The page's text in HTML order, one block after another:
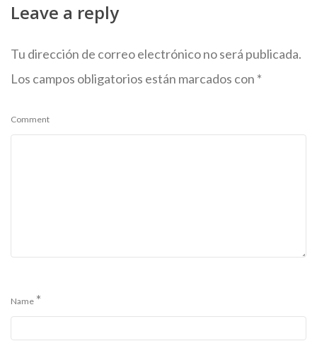
Leave a reply
Tu dirección de correo electrónico no será publicada.
Los campos obligatorios están marcados con *
Comment
Name *